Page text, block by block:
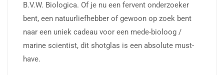
B.V.W. Biologica. Of je nu een fervent onderzoeker
bent, een natuurliefhebber of gewoon op zoek bent
naar een uniek cadeau voor een mede-bioloog /
marine scientist, dit shotglas is een absolute must-
have.